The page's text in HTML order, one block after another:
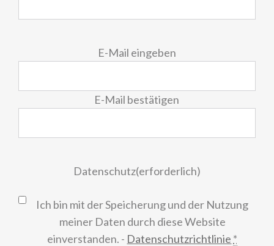
E-Mail eingeben
E-Mail bestätigen
Datenschutz(erforderlich)
Ich bin mit der Speicherung und der Nutzung
meiner Daten durch diese Website
einverstanden. - Datenschutzrichtlinie *